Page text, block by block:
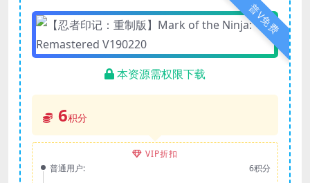
普V免费
本资源需权限下载
6积分
VIP折扣
普通用户:
6积分